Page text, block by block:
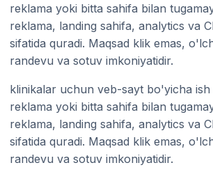
reklama yoki bitta sahifa bilan
reklama, landing sahifa, analytics va
sifatida quradi. Maqsad klik emas,
randevu va sotuv imkoniyatidir.
klinikalar uchun veb-sayt bo'yicha ish
reklama yoki bitta sahifa bilan
reklama, landing sahifa, analytics va
sifatida quradi. Maqsad klik emas,
randevu va sotuv imkoniyatidir.